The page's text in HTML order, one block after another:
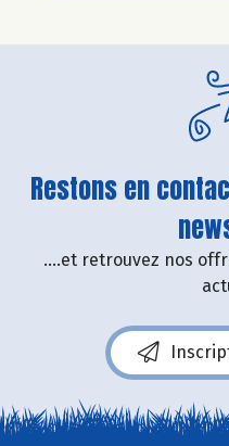
Restons en
....et retrouvez nos